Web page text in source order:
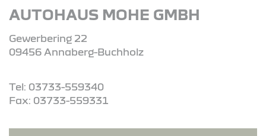
AUTOHAUS MOHE GMBH
Gewerbering 22
09456 Annaberg-Buchholz
Tel: 03733-559340
Fax: 03733-559331